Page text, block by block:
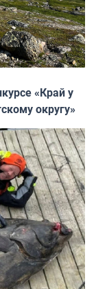
«Край у
округу»